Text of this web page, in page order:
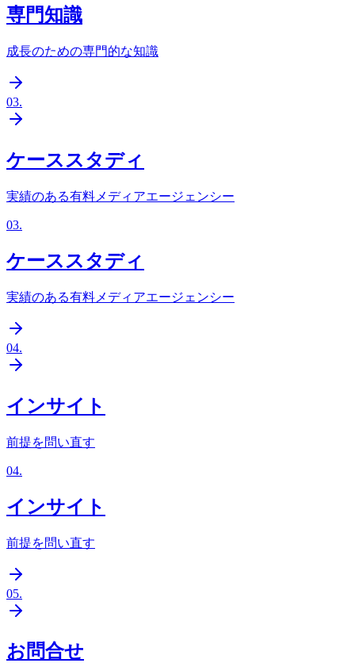
専門知識
成長のための専門的な知識
03.
ケーススタディ
実績のある有料メディアエージェンシー
03.
ケーススタディ
実績のある有料メディアエージェンシー
04.
インサイト
前提を問い直す
04.
インサイト
前提を問い直す
05.
お問合せ